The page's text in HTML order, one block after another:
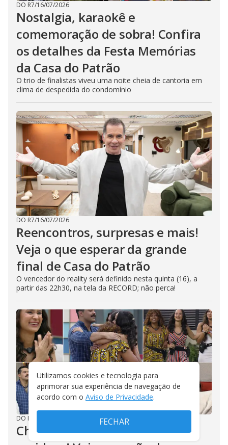
DO R7/16/07/2026
Nostalgia, karaokê e
comemoração de sobra! Confira
os detalhes da Festa Memórias
da Casa do Patrão
O trio de finalistas viveu uma noite cheia de cantoria em
clima de despedida do condomínio
DO R7/16/07/2026
Reencontros, surpresas e mais!
Veja o que esperar da grande
final de Casa do Patrão
O vencedor do reality será definido nesta quinta (16), a
partir das 22h30, na tela da RECORD; não perca!
DO R7
Chuva de lágrimas e sensação
Utilizamos cookies e tecnologia para
aprimorar sua experiência de navegação de
acordo com o Aviso de Privacidade.
FECHAR